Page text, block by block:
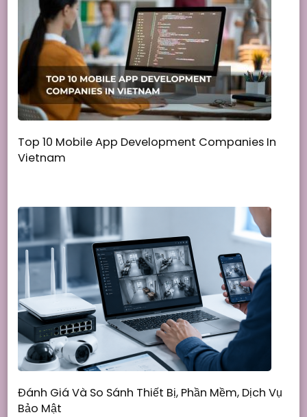
Top 10 Mobile App Development Companies In
Vietnam
Đánh Giá Và So Sánh Thiết Bị, Phần Mềm, Dịch Vụ
Bảo Mật